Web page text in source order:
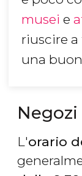
musei e
riuscire
una
Negozi
L'orario